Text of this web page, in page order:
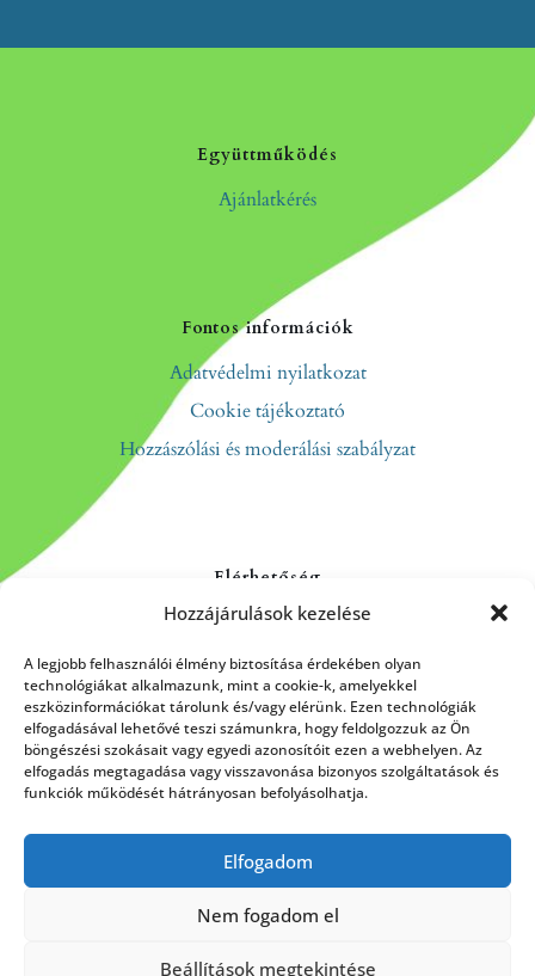
Hozzájárulások kezelése
A legjobb felhasználói élmény biztosítása érdekében olyan
technológiákat alkalmazunk, mint a cookie-k, amelyekkel
eszközinformációkat tárolunk és/vagy elérünk. Ezen technológiák
elfogadásával lehetővé teszi számunkra, hogy feldolgozzuk az Ön
böngészési szokásait vagy egyedi azonosítóit ezen a webhelyen. Az
elfogadás megtagadása vagy visszavonása bizonyos szolgáltatások és
funkciók működését hátrányosan befolyásolhatja.
Elfogadom
Nem fogadom el
Beállítások megtekintése
Együttműködés
Ajánlatkérés
Fontos információk
Adatvédelmi nyilatkozat
Cookie tájékoztató
Hozzászólási és moderálási szabályzat
Elérhetőség
Kapcsolat
Rólunk
HÍRLEVÉL FELIRATKOZÁS